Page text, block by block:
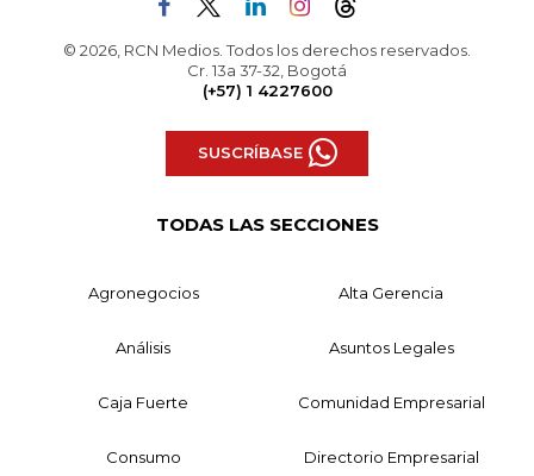
© 2026, RCN Medios. Todos los derechos reservados.
Cr. 13a 37-32, Bogotá
(+57) 1 4227600
SUSCRÍBASE
TODAS LAS SECCIONES
Agronegocios Alta Gerencia
Análisis Asuntos Legales
Caja Fuerte Comunidad Empresarial
Consumo Directorio Empresarial